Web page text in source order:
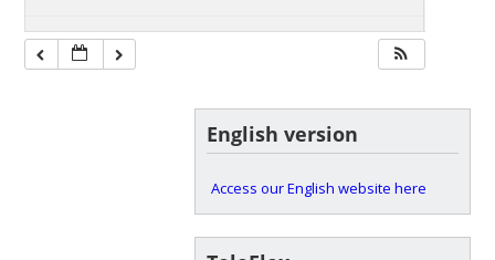
English version
Access our English website here